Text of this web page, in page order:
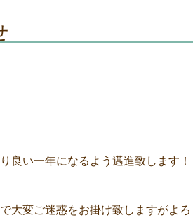
良い一年になるよう邁進致します！
大変ご迷惑をお掛け致しますがよろ